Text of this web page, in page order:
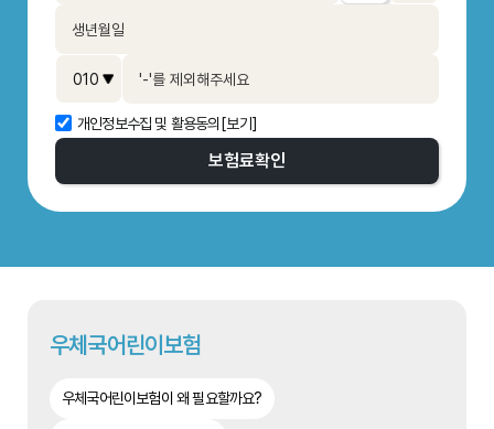
개인정보수집 및 활용동의[보기]
보험료확인
우체국어린이보험
우체국어린이보험이 왜 필요할까요?